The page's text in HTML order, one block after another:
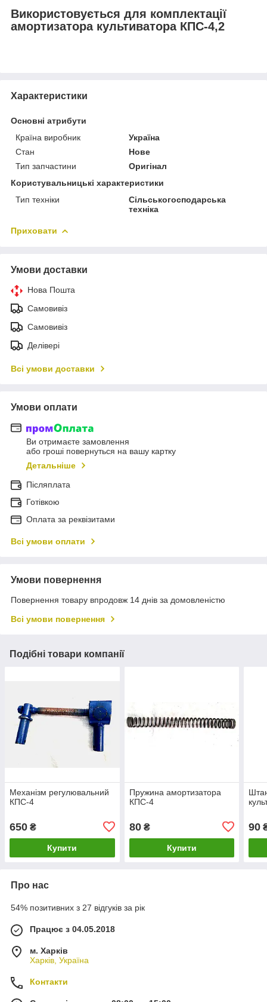
Використовується для комплектації
амортизатора культиватора КПС-4,2
Характеристики
Основні атрибути
Країна виробник
Україна
Стан
Нове
Тип запчастини
Оригінал
Користувальницькі характеристики
Тип техніки
Сільськогосподарська
техніка
Приховати
Умови доставки
Нова Пошта
Самовивіз
Самовивіз
Делівері
Всі умови доставки
Умови оплати
Ви отримаєте замовлення
або гроші повернуться на вашу картку
Детальніше
Післяплата
Готівкою
Оплата за реквізитами
Всі умови оплати
Умови повернення
Повернення товару впродовж 14 днів за домовленістю
Всі умови повернення
Подібні товари компанії
Механізм регулювальний
КПС-4
650 ₴
Купити
Пружина амортизатора
КПС-4
80₴
Купити
90
Про нас
54% позитивних з 27 відгуків за рік
Працює з 04.05.2018
м. Харків
Харків, Україна
Контакти